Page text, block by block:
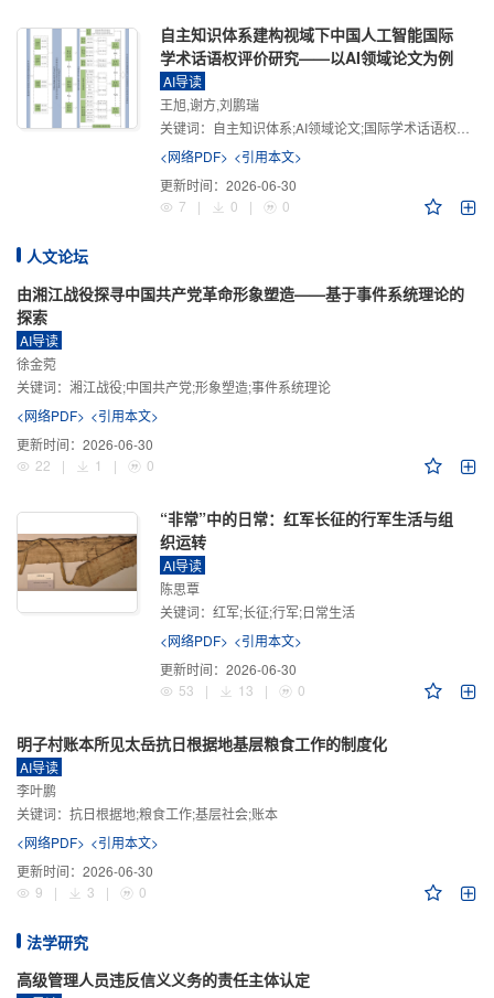
自主知识体系建构视域下中国人工智能国际
学术话语权评价研究——以AI领域论文为例
AI导读
王旭,谢方,刘鹏瑞
关键词： 自主知识体系;AI领域论文;国际学术话语权评价;学术影响力;学术感知力;学术传播力;学术引领力
<网络PDF> <引用本文>
更新时间： 2026-06-30
7
| 0 | 0
人文论坛
由湘江战役探寻中国共产党革命形象塑造——基于事件系统理论的
探索
AI导读
徐金菀
关键词： 湘江战役;中国共产党;形象塑造;事件系统理论
<网络PDF> <引用本文>
更新时间： 2026-06-30
22
| 1 | 0
“非常”中的日常：红军长征的行军生活与组
织运转
AI导读
陈思覃
关键词： 红军;长征;行军;日常生活
<网络PDF> <引用本文>
更新时间： 2026-06-30
53
| 13 | 0
明子村账本所见太岳抗日根据地基层粮食工作的制度化
AI导读
李叶鹏
关键词： 抗日根据地;粮食工作;基层社会;账本
<网络PDF> <引用本文>
更新时间： 2026-06-30
9
| 3 | 0
法学研究
高级管理人员违反信义义务的责任主体认定